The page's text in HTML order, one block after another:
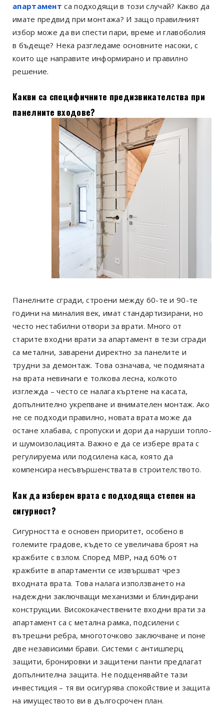
апартамент са подходящи в този случай? Какво да
имате предвид при монтажа? И защо правилният
избор може да ви спести пари, време и главоболия
в бъдеще? Нека разгледаме основните насоки, с
които ще направите информирано и правилно
решение.
Какви са специфичните предизвикателства при
панелните входове?
Панелните сгради, строени между 60-те и 90-те
години на миналия век, имат стандартизирани, но
често нестабилни отвори за врати. Много от
старите входни врати за апартамент в тези сгради
са метални, заварени директно за панелите и
трудни за демонтаж. Това означава, че подмяната
на врата невинаги е толкова лесна, колкото
изглежда – често се налага къртене на касата,
допълнително укрепване и внимателен монтаж. Ако
не се подходи правилно, новата врата може да
остане хлабава, с пропуски и дори да наруши топло-
и шумоизолацията. Важно е да се избере врата с
регулируема или подсилена каса, която да
компенсира несъвършенствата в строителството.
Как да изберем врата с подходяща степен на
сигурност?
Сигурността е основен приоритет, особено в
големите градове, където се увеличава броят на
кражбите с взлом. Според МВР, над 60% от
кражбите в апартаменти се извършват чрез
входната врата. Това налага използването на
надеждни заключващи механизми и блиндирани
конструкции. Висококачествените входни врати за
апартамент са с метална рамка, подсилени с
вътрешни ребра, многоточково заключване и поне
две независими брави. Системи с антишперц
защити, бронировки и защитени панти предлагат
допълнителна защита. Не подценявайте тази
инвестиция – тя ви осигурява спокойствие и защита
на имуществото ви в дългосрочен план.